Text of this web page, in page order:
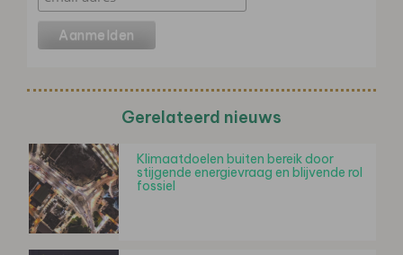
Gerelateerd nieuws
Klimaatdoelen buiten bereik door
stijgende energievraag en blijvende rol
fossiel